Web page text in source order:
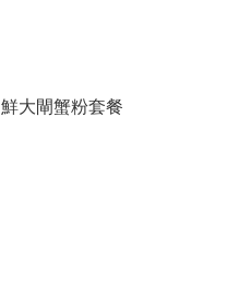
鮮大閘蟹粉套餐